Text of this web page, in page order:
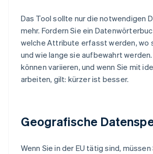
Das Tool sollte nur die notwendigen
mehr. Fordern Sie ein
welche Attribute erfasst werden, wo
und wie lange sie aufbewahrt
können variieren, und wenn Sie mit
arbeiten, gilt: kürzer ist besser.
Geografische
Wenn Sie in der EU tätig sind,